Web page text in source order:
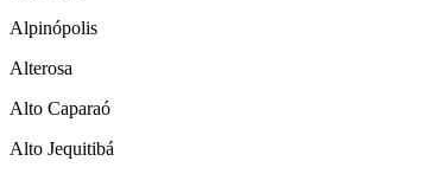
Alpinópolis
Alterosa
Alto Caparaó
Alto Jequitibá